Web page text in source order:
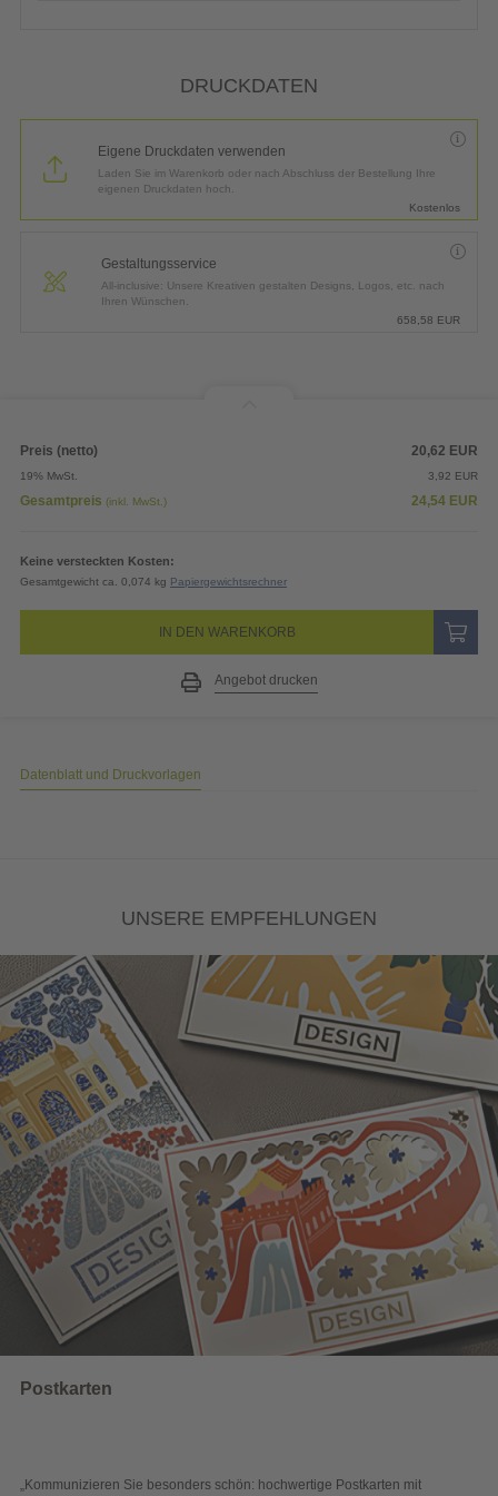
DRUCKDATEN
Eigene Druckdaten verwenden
Laden Sie im Warenkorb oder nach Abschluss der Bestellung Ihre
eigenen Druckdaten hoch.
Kostenlos
Gestaltungsservice
All-inclusive: Unsere Kreativen gestalten Designs, Logos, etc. nach
Ihren Wünschen.
658,58 EUR
Preis (netto) 20,62 EUR
19% MwSt. 3,92 EUR
Gesamtpreis (inkl. MwSt.) 24,54 EUR
Keine versteckten Kosten:
Gesamtgewicht ca. 0,074 kg Papiergewichtsrechner
IN DEN WARENKORB
Angebot drucken
Datenblatt und Druckvorlagen
UNSERE EMPFEHLUNGEN
Sie besonders schön: hochwertige Postkarten mit